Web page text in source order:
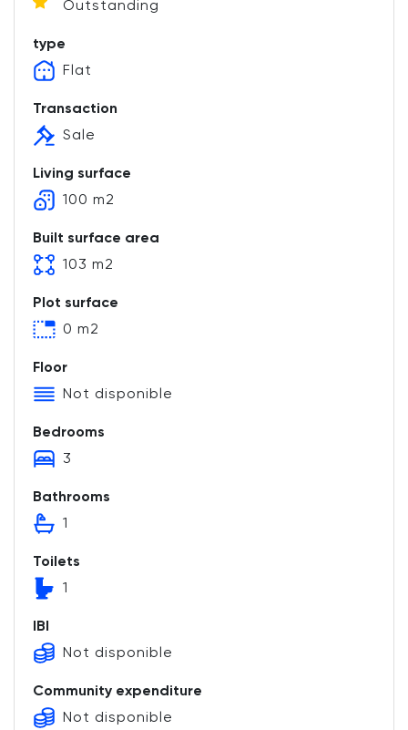
Outstanding
type
Flat
Transaction
Sale
Living surface
100 m2
Built surface area
103 m2
Plot surface
0 m2
Floor
Not disponible
Bedrooms
3
Bathrooms
1
Toilets
1
IBI
Not disponible
Community expenditure
Not disponible